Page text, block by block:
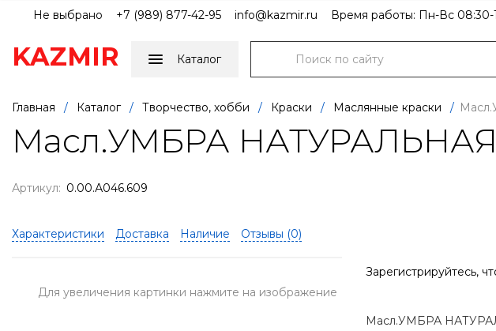
Не выбрано +7 (989) 877-42-95 info@kazmir.ru Время работы: Пн-Вс 08:30-
KAZMIR Каталог
Главная / Каталог / Творчество, хобби / Краски / Маслянные краски /
Масл.УМБРА НАТУРАЛЬНАЯ,
Артикул: 0.00.А046.609
Характеристики Доставка Наличие Отзывы (0)
Для увеличения картинки нажмите на изображение
Зарегистрируйтесь,
Масл.УМБРА